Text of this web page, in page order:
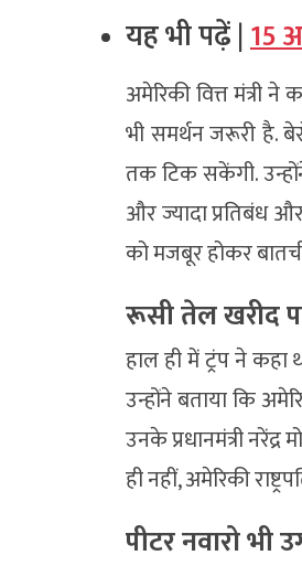
यह भी पढ़ें |15
अमेरिकी वित्त मंत्री
भी समर्थन जरूरी है.
तक टिक सकेंगी.
और ज्यादा प्रतिबंध
को मजबूर होकर
रूसी तेल खरीद
हाल ही में ट्रंप ने कहा
उन्होंने बताया कि
उनके प्रधानमंत्री
ही नहीं, अमेरिकी
पीटर नवारो